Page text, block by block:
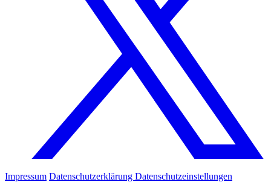
Impressum Datenschutzerklärung Datenschutzeinstellungen